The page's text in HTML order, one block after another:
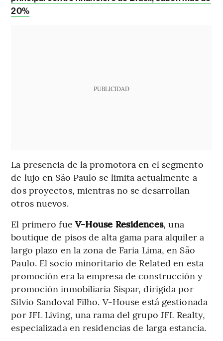
20%
PUBLICIDAD
La presencia de la promotora en el segmento
de lujo en São Paulo se limita actualmente a
dos proyectos, mientras no se desarrollan
otros nuevos.
El primero fueV-House Residences, una
boutique de pisos de alta gama para alquiler a
largo plazo en la zona de Faria Lima, en São
Paulo. El socio minoritario de Related en esta
promoción era la empresa de construcción y
promoción inmobiliaria Sispar, dirigida por
Silvio Sandoval Filho. V-House está gestionada
por JFL Living, una rama del grupo JFL Realty,
especializada en residencias de larga estancia.